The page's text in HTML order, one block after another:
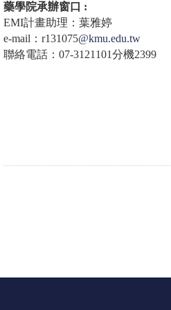
藥學院承辦窗口 :
EMI計畫助理：葉雅婷
e-mail ：r131075@kmu.edu.tw
聯絡電話：07-3121101分機2399